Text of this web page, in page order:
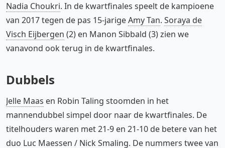
Nadia Choukri. In de kwartfinales speelt de kampioene
van 2017 tegen de pas 15-jarigeAmy Tan. Soraya de
Visch Eijbergen (2) en Manon Sibbald (3) zien we
vanavond ook terug in de kwartfinales.
Dubbels
Jelle Maas en Robin Taling stoomden in het
mannendubbel simpel door naar de kwartfinales. De
titelhouders waren met 21-9 en 21-10 de betere van het
duo Luc Maessen / Nick Smaling. De nummers twee van